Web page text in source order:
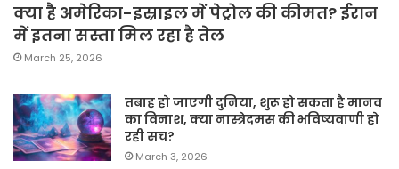
क्या है अमेरिका-इस्राइल में पेट्रोल की कीमत? ईरान
में इतना सस्ता मिल रहा है तेल
March 25, 2026
तबाह हो जाएगी दुनिया, शुरू हो सकता है मानव
का विनाश, क्या नास्त्रेदमस की भविष्यवाणी हो
रही सच?
March 3, 2026